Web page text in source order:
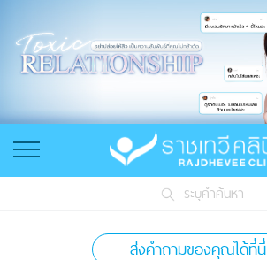
ระบุคำค้นหา
ส่งคำถามของคุณได้ที่นี่